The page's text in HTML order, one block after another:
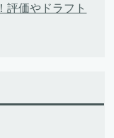
評価やドラフト